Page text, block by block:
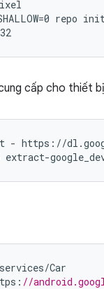
cấp cho thiết
https://
services/Car
: //